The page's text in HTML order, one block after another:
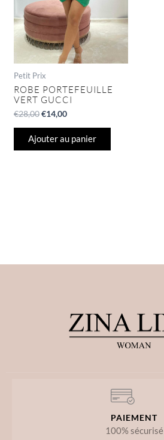
Petit Prix
ROBE PORTEFEUILLE
VERT GUCCI
€28,00€14,00
Ajouter au panier
PAIEMENT
100% sécurisé